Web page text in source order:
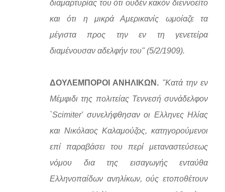
διαμαρτυρίας του ότι ουδέν κακόν διεννοείτο
και ότι η μικρά Αμερικανίς ωμοίαζε τα
μέγιστα προς την εν τη γενετείρα
διαμένουσαν αδελφήν του" (5/2/1909).
ΔΟΥΛΕΜΠΟΡΟΙ ΑΝΗΛΙΚΩΝ. "Κατά την εν
Μέμφιδι της πολιτείας Τεννεσή συνάδελφον
`Scimiter' συνελήφθησαν οι Ελληνες Ηλίας
και Νικόλαος Καλαμούζος, κατηγορούμενοι
επί παραβάσει του περί μεταναστεύσεως
νόμου δια της εισαγωγής ενταύθα
Ελληνοπαίδων ανηλίκων, ούς ετοποθέτουν